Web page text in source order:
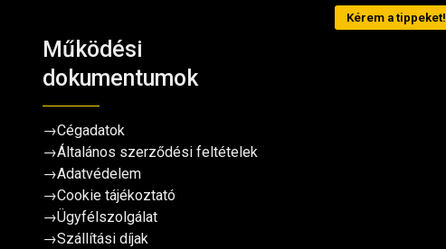
Működési
dokumentumok
→Cégadatok
→Általános szerződési feltételek
→Adatvédelem
→Cookie tájékoztató
→Ügyfélszolgálat
→Szállítási díjak
Kérem a tippeket!